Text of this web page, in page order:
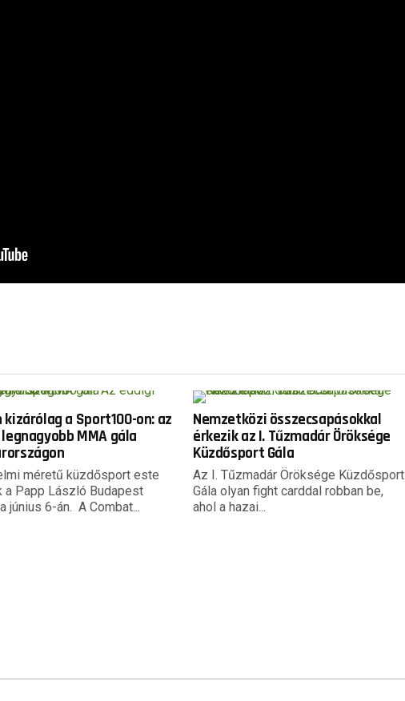
kizárólag a Sport100-on: az
MMA gála
méretű küzdősport este
a Papp László Budapest
június 6-án. A Combat...
Nemzetközi összecsapásokkal
érkezik az I. Tűzmadár Öröksége
Küzdősport Gála
Az I. Tűzmadár Öröksége Küzdősport
Gála olyan fight carddal robban be,
ahol a hazai...